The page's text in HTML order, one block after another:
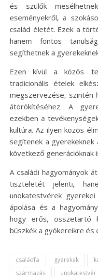
és szülők
eseményekről, a
család életét. Ezek a
hanem fontos
segíthetnek a
Ezen kívül a közös
tradicionális ételek
megszervezése, szintén
átörökítéséhez. A
ezekben a
kultúra. Az ilyen közös
segítenek a gyerekeknek
következő generációknak
A családi hagyományok
tiszteletét jelenti,
unokatestvérek
ápolása és a
hogy erős, összetartó
büszkék a gyökereikre és
családfa gyerekek
származás
unokatestvér